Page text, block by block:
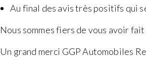
Au final des avis très positifs qui
Nous sommes fiers de vous avoir
Un grand merci GGP Automobiles